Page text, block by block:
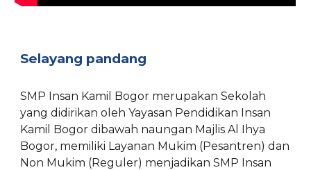
Selayang pandang
SMP Insan Kamil Bogor merupakan Sekolah
yang didirikan oleh Yayasan Pendidikan Insan
Kamil Bogor dibawah naungan Majlis Al Ihya
Bogor, memiliki Layanan Mukim (Pesantren) dan
Non Mukim (Reguler) menjadikan SMP Insan